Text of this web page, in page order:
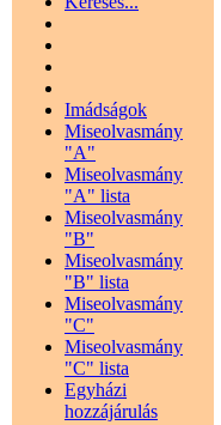
Imádságok
Miseolvasmány
"A"
Miseolvasmány
"A" lista
Miseolvasmány
"B"
Miseolvasmány
"B" lista
Miseolvasmány
"C"
Miseolvasmány
"C" lista
Egyházi
hozzájárulás